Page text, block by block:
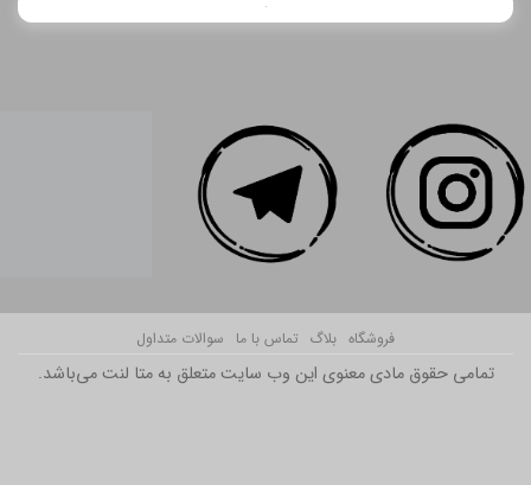
فروشگاه بلاگ تماس با ما سوالات متداول
تمامی حقوق مادی معنوی این وب سایت متعلق به متا لنت می‌باشد.